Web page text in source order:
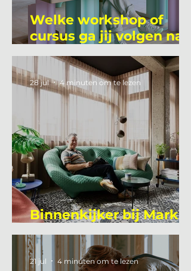
Welke workshop of
cursus ga jij volgen na
je vakantie?
Binnenkijker bij Mark
Mutsaers
28 jul 4 minuten om te lezen
21 jul 4 minuten om te lezen